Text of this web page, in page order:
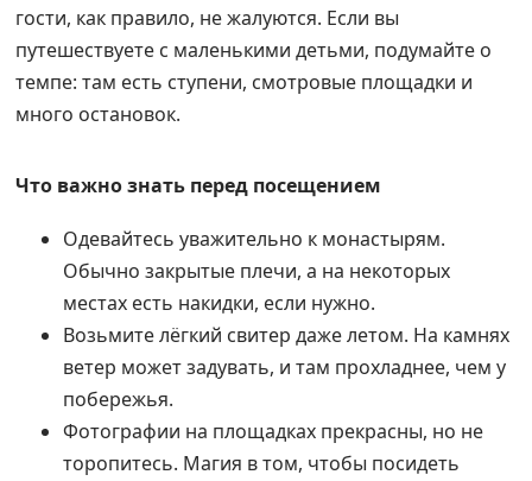
гости, как правило, не жалуются. Если вы
путешествуете с маленькими детьми, подумайте о
темпе: там есть ступени, смотровые площадки и
много остановок.
Что важно знать перед посещением
Одевайтесь уважительно к монастырям.
Обычно закрытые плечи, а на некоторых
местах есть накидки, если нужно.
Возьмите лёгкий свитер даже летом. На камнях
ветер может задувать, и там прохладнее, чем у
побережья.
Фотографии на площадках прекрасны, но не
торопитесь. Магия в том, чтобы посидеть